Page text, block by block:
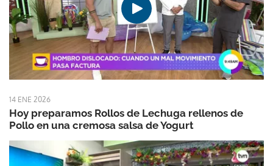
14 ENE 2026
Hoy preparamos Rollos de Lechuga rellenos de
Pollo en una cremosa salsa de Yogurt